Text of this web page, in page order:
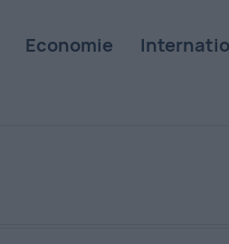
Economie